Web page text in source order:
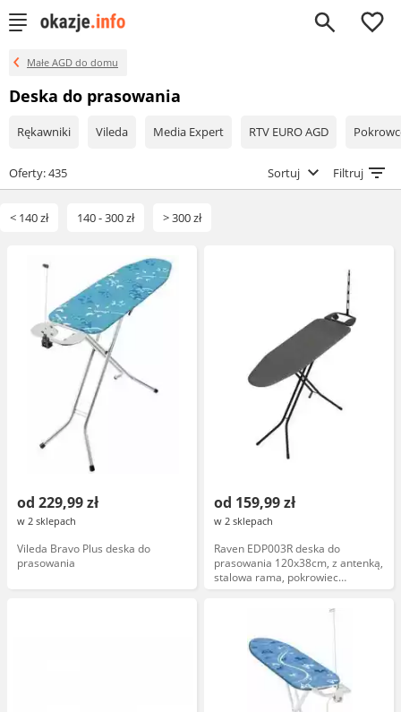
0
Małe AGD do domu
Deska do prasowania
Rękawniki Vileda Media Expert RTV EURO AGD
Oferty: 435 Sortuj Filtruj
< 140 zł 140 - 300 zł > 300 zł
od 229,99 zł
w 2 sklepach
Vileda Bravo Plus deska do
prasowania
od 159,99 zł
w 2 sklepach
Raven EDP003R deska do
prasowania 120x38cm, z antenką,
stalowa rama, pokrowiec
bawełniany